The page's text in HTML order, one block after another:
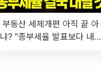
부동산 세제개편 아직 끝 아
냐? "종부세율 발표보다 내릴